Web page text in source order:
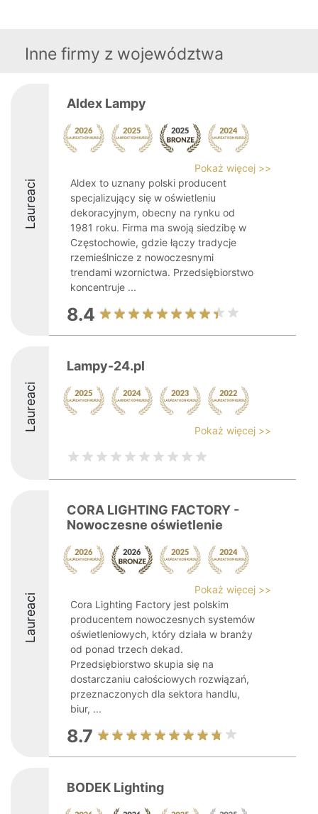
Inne firmy z województwa
Laureaci
Aldex Lampy
Pokaż więcej >>
Aldex to uznany polski producent
specjalizujący się w oświetleniu
dekoracyjnym, obecny na rynku od
1981 roku. Firma ma swoją siedzibę w
Częstochowie, gdzie łączy tradycje
rzemieślnicze z nowoczesnymi
trendami wzornictwa. Przedsiębiorstwo
koncentruje ...
8.4
Laureaci
Lampy-24.pl
Pokaż więcej >>
Laureaci
CORA LIGHTING FACTORY -
Nowoczesne oświetlenie
Pokaż więcej >>
Cora Lighting Factory jest polskim
producentem nowoczesnych systemów
oświetleniowych, który działa w branży
od ponad trzech dekad.
Przedsiębiorstwo skupia się na
dostarczaniu całościowych rozwiązań,
przeznaczonych dla sektora handlu,
biur, ...
8.7
BODEK Lighting